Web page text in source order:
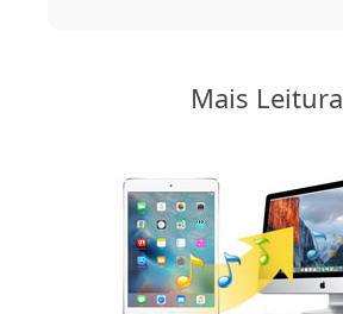
Mais Leitura